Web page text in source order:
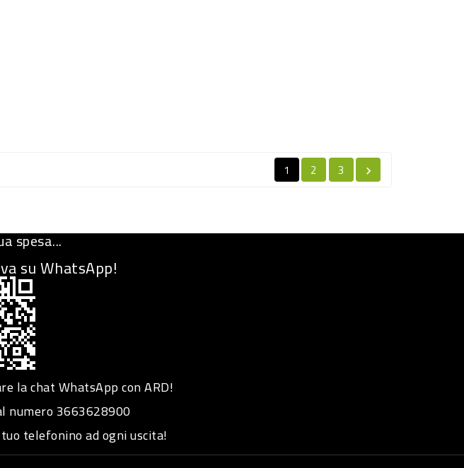
1 2 3 
spesa...
su WhatsApp!
la chat WhatsApp con ARD!
3663628900
telefonino ad ogni uscita!